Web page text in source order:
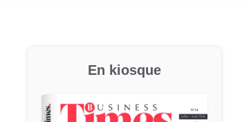
En kiosque